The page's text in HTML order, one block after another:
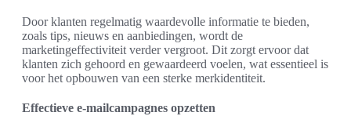
Door klanten regelmatig waardevolle informatie te bieden,
zoals tips, nieuws en aanbiedingen, wordt de
marketingeffectiviteit verder vergroot. Dit zorgt ervoor dat
klanten zich gehoord en gewaardeerd voelen, wat essentieel is
voor het opbouwen van een sterke merkidentiteit.
Effectieve e-mailcampagnes opzetten